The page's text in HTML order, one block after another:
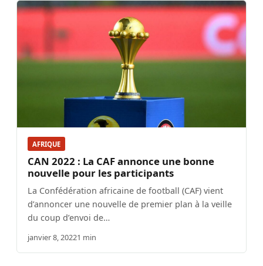
AFRIQUE
CAN 2022 : La CAF annonce une bonne
nouvelle pour les participants
La Confédération africaine de football (CAF) vient
d’annoncer une nouvelle de premier plan à la veille
du coup d’envoi de…
janvier 8, 20221 min